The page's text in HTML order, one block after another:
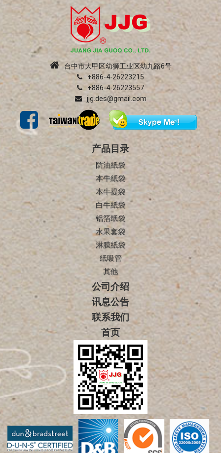
台中市大甲区幼狮工业区幼九路6号
+886-4-26223215
+886-4-26223557
jjg.des@gmail.com
产品目录
防油紙袋
本牛紙袋
本牛提袋
白牛紙袋
铝箔纸袋
水果套袋
淋膜紙袋
纸吸管
其他
公司介绍
讯息公告
联系我们
首页